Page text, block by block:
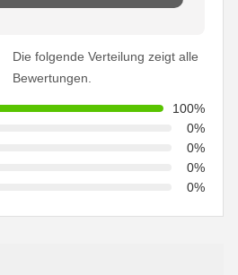
Die folgende Verteilung zeigt alle
Bewertungen.
100%
0%
0%
0%
0%